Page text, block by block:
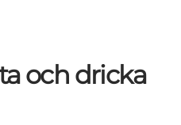
och dricka